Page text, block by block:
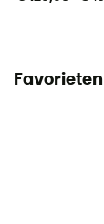
Favorieten